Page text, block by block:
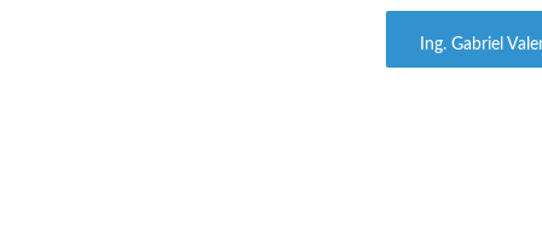
Ing. Gabriel